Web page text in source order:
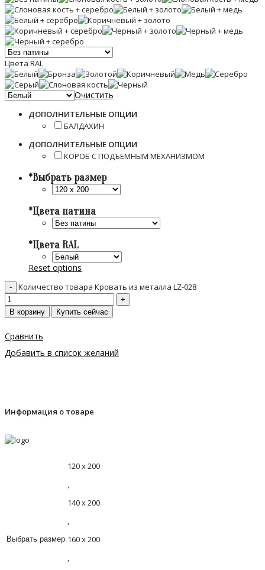
Цвета RAL
Очистить
ДОПОЛНИТЕЛЬНЫЕ ОПЦИИ
БАЛДАХИН
ДОПОЛНИТЕЛЬНЫЕ ОПЦИИ
КОРОБ С ПОДЪЕМНЫМ МЕХАНИЗМОМ
*Выбрать размер
*Цвета патина
*Цвета RAL
Reset options
Количество товара Кровать из металла LZ-028
В корзину Купить сейчас
Сравнить
Добавить в список желаний
Информация о товаре
Выбрать размер
120 х 200
,
140 х 200
,
160 х 200
,